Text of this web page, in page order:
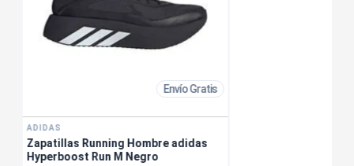
Envío Gratis
ADIDAS
Zapatillas Running Hombre adidas
Hyperboost Run M Negro